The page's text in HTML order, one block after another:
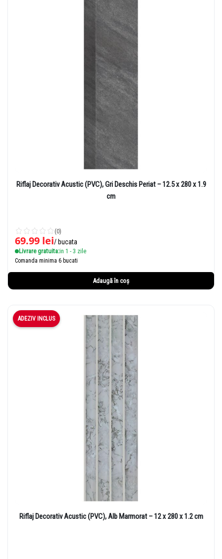
Riflaj Decorativ Acustic (PVC), Gri Deschis Periat – 12.5 x 280 x 1.9
cm
(0)
69.99 lei/ bucata
Livrare gratuita:in 1 - 3 zile
Comanda minima 6 bucati
Adaugă în coș
ADEZIV INCLUS
Riflaj Decorativ Acustic (PVC), Alb Marmorat – 12 x 280 x 1.2 cm